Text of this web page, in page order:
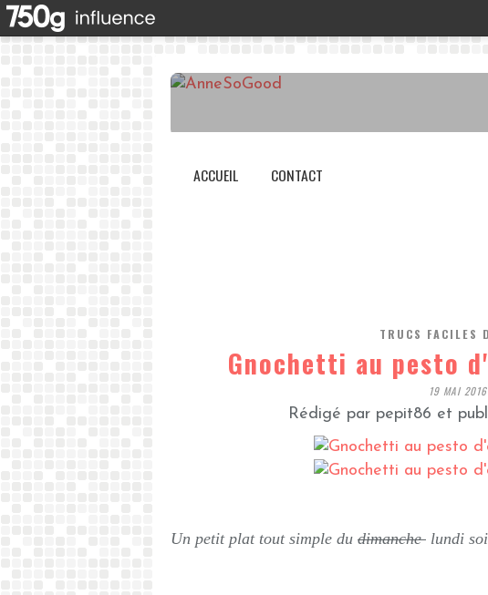
ACCUEIL CONTACT
TRUCS FACILES
Gnochetti au pesto
19 MAI 2016
Rédigé par pepit86 et
Un petit plat tout simple du dimanche lundi